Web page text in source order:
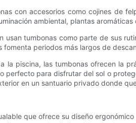
con accesorios como cojines de
ambiental, plantas
usan tumbonas como parte de sus
fomenta periodos más largos de
la piscina, las tumbonas ofrecen la
perfecto para disfrutar del sol o
en un santuario privado donde
que ofrece su diseño